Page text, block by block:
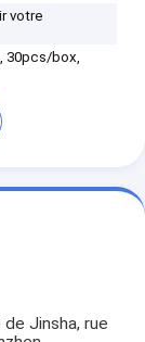
votre
30pcs/box,
Jinsha, rue